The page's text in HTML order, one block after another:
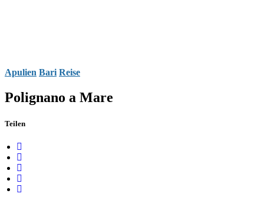
Apulien Bari Reise
Polignano a Mare
Teilen